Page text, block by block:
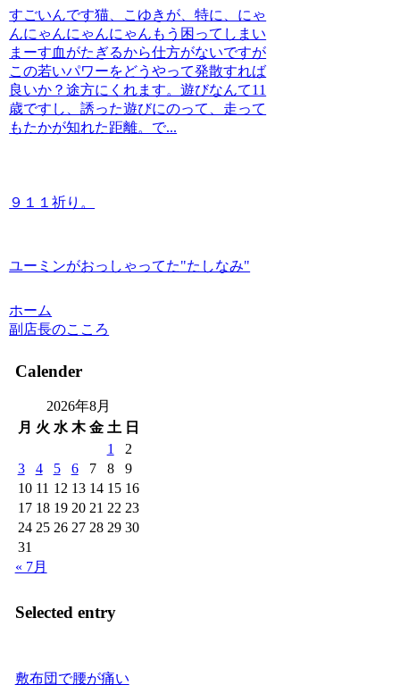
すごいんです猫、こゆきが、特に、にゃ
んにゃんにゃんにゃんもう困ってしまい
まーす血がたぎるから仕方がないですが
この若いパワーをどうやって発散すれば
良いか？途方にくれます。遊びなんて11
歳ですし、誘った遊びにのって、走って
もたかが知れた距離。で...
９１１祈り。
ユーミンがおっしゃってた"たしなみ"
ホーム
副店長のこころ
Calender
2026年8月
月 火 水 木 金 土 日
1
2
3
4 5 6 7 8
9
10 11 12 13 14 15 16
17 18 19 20 21 22 23
24 25 26 27 28 29 30
31
« 7月
Selected entry
敷布団で腰が痛い